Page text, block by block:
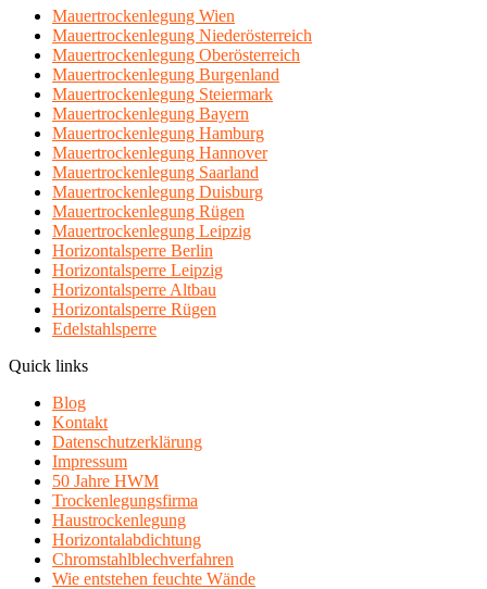
Mauertrockenlegung Wien
Mauertrockenlegung Niederösterreich
Mauertrockenlegung Oberösterreich
Mauertrockenlegung Burgenland
Mauertrockenlegung Steiermark
Mauertrockenlegung Bayern
Mauertrockenlegung Hamburg
Mauertrockenlegung Hannover
Mauertrockenlegung Saarland
Mauertrockenlegung Duisburg
Mauertrockenlegung Rügen
Mauertrockenlegung Leipzig
Horizontalsperre Berlin
Horizontalsperre Leipzig
Horizontalsperre Altbau
Horizontalsperre Rügen
Edelstahlsperre
Quick links
Blog
Kontakt
Datenschutzerklärung
Impressum
50 Jahre HWM
Trockenlegungsfirma
Haustrockenlegung
Horizontalabdichtung
Chromstahlblechverfahren
Wie entstehen feuchte Wände